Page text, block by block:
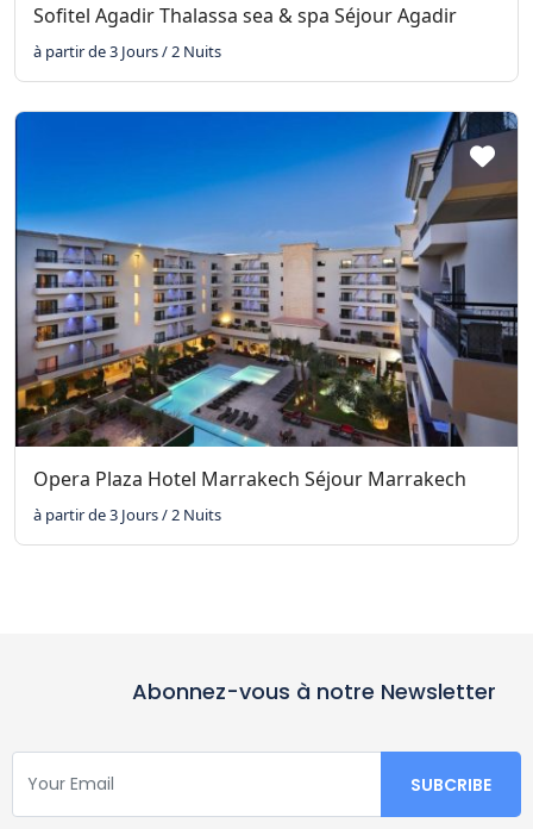
Sofitel Agadir Thalassa sea & spa Séjour Agadir
à partir de 3 Jours / 2 Nuits
Opera Plaza Hotel Marrakech Séjour Marrakech
à partir de 3 Jours / 2 Nuits
Abonnez-vous à notre Newsletter